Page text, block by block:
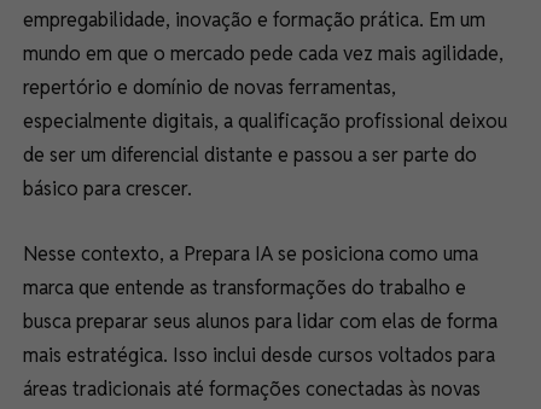
empregabilidade, inovação e formação prática. Em um
mundo em que o mercado pede cada vez mais agilidade,
repertório e domínio de novas ferramentas,
especialmente digitais, a qualificação profissional deixou
de ser um diferencial distante e passou a ser parte do
básico para crescer.
Nesse contexto, a Prepara IA se posiciona como uma
marca que entende as transformações do trabalho e
busca preparar seus alunos para lidar com elas de forma
mais estratégica. Isso inclui desde cursos voltados para
áreas tradicionais até formações conectadas às novas